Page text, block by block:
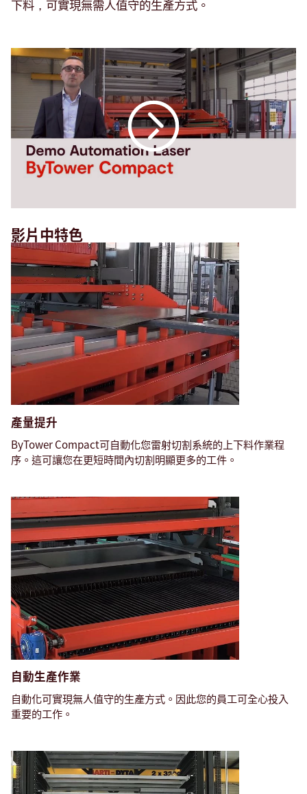
下料，可實現無需人值守的生產方式。
影片中特色
產量提升
ByTower Compact可自動化您雷射切割系統的上下料作業程
序。這可讓您在更短時間內切割明顯更多的工件。
自動生產作業
自動化可實現無人值守的生產方式。因此您的員工可全心投入
重要的工作。